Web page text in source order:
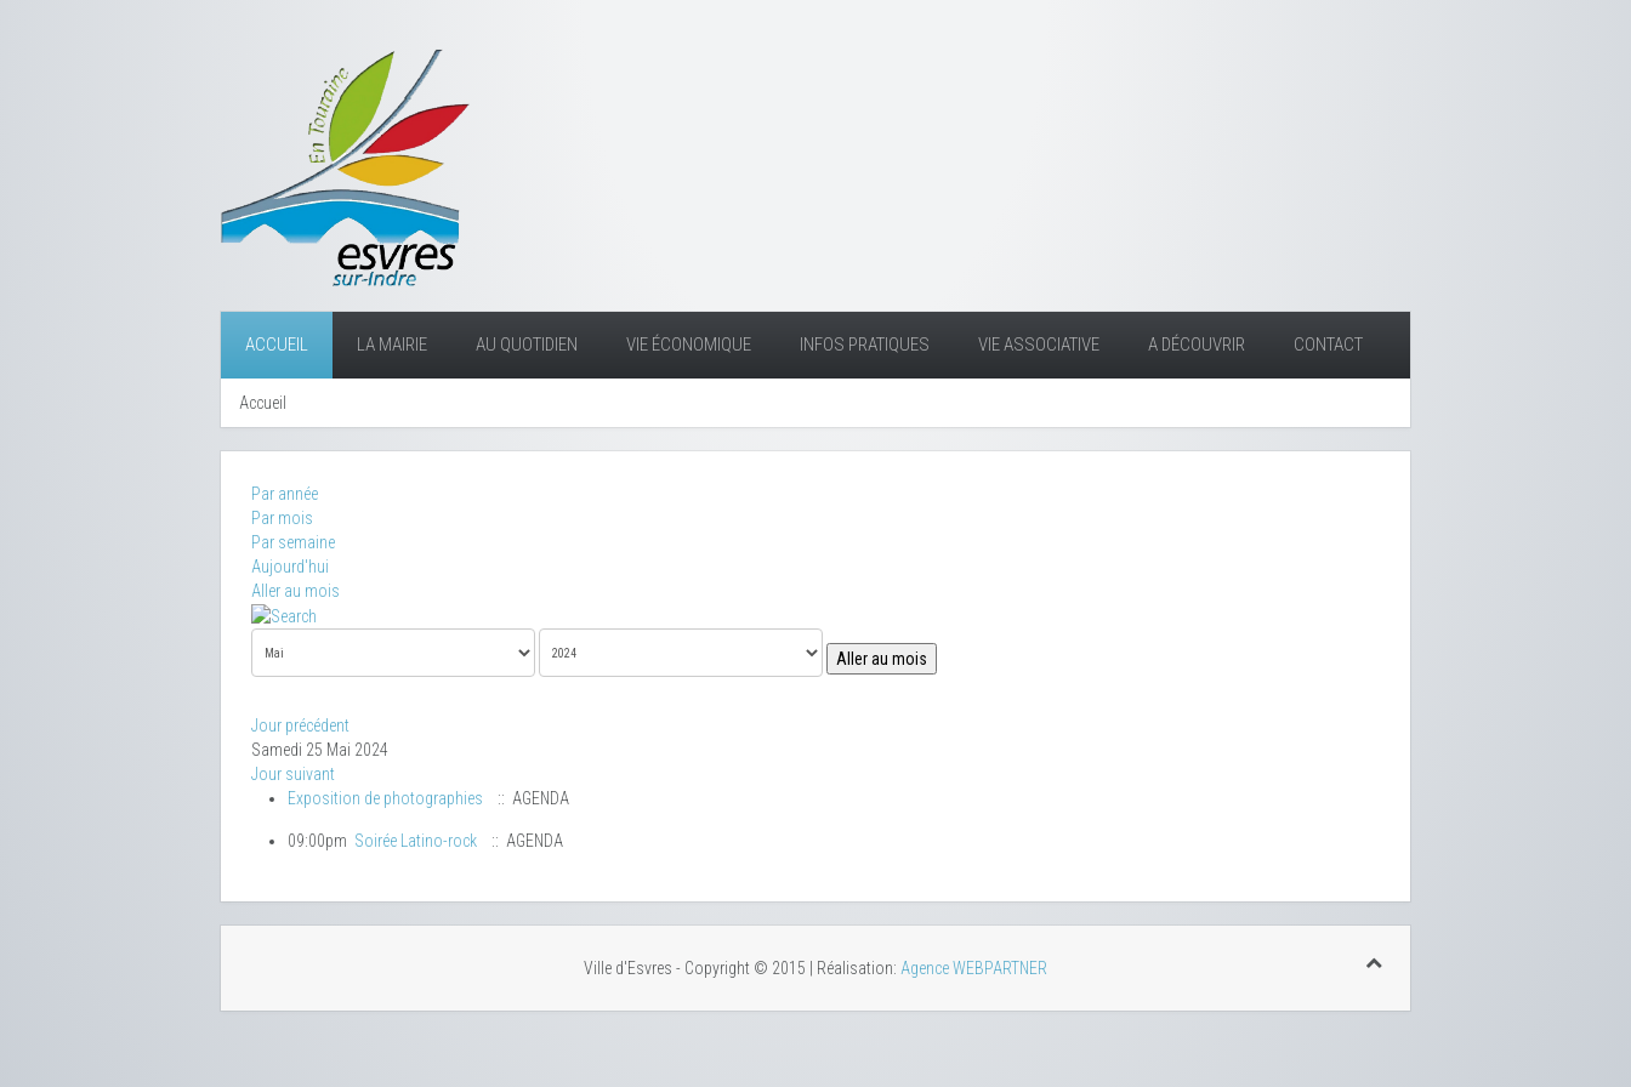
ACCUEIL LA MAIRIE AU QUOTIDIEN VIE ÉCONOMIQUE INFOS PRATIQUES VIE ASSOCIATIVE A DÉCOUVRIR CONTACT
Accueil
Par année
Par mois
Par semaine
Aujourd'hui
Aller au mois
Aller au mois
Jour précédent
Samedi 25 Mai 2024
Jour suivant
Exposition de photographies
:: AGENDA
09:00pm Soirée Latino-rock :: AGENDA
Ville d'Esvres - Copyright © 2015 | Réalisation: Agence WEBPARTNER